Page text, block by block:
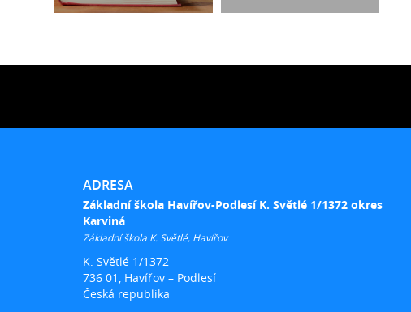
ADRESA
Základní škola Havířov-Podlesí K. Světlé 1/1372 okres
Karviná
Základní škola K. Světlé, Havířov
K. Světlé 1/1372
736 01, Havířov – Podlesí
Česká republika